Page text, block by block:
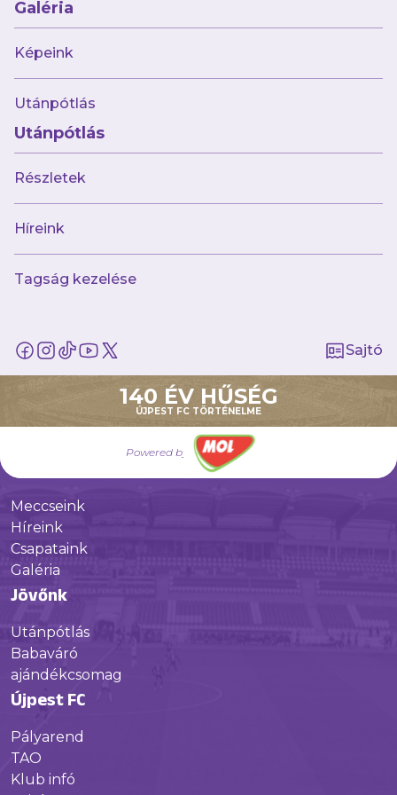
Galéria
Képeink
Utánpótlás
Utánpótlás
Részletek
Híreink
Tagság kezelése
Sajtó
140 ÉV HŰSÉG
ÚJPEST FC TÖRTÉNELME
Powered by
augusztus 8.
Újabb hatgólos mérkőzésen nyertünk,
ezúttal Kisvárdán!
Múltunk
Meccseink
Híreink
Csapataink
Galéria
Jövőnk
Utánpótlás
Babaváró
ajándékcsomag
Újpest FC
Pályarend
TAO
Klub infó